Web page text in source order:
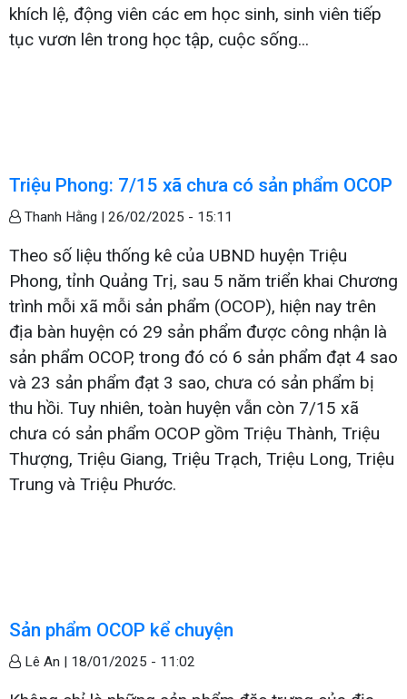
khích lệ, động viên các em học sinh, sinh viên tiếp
tục vươn lên trong học tập, cuộc sống...
Triệu Phong: 7/15 xã chưa có sản phẩm OCOP
Thanh Hằng | 26/02/2025 - 15:11
Theo số liệu thống kê của UBND huyện Triệu
Phong, tỉnh Quảng Trị, sau 5 năm triển khai Chương
trình mỗi xã mỗi sản phẩm (OCOP), hiện nay trên
địa bàn huyện có 29 sản phẩm được công nhận là
sản phẩm OCOP, trong đó có 6 sản phẩm đạt 4 sao
và 23 sản phẩm đạt 3 sao, chưa có sản phẩm bị
thu hồi. Tuy nhiên, toàn huyện vẫn còn 7/15 xã
chưa có sản phẩm OCOP gồm Triệu Thành, Triệu
Thượng, Triệu Giang, Triệu Trạch, Triệu Long, Triệu
Trung và Triệu Phước.
Sản phẩm OCOP kể chuyện
Lê An | 18/01/2025 - 11:02